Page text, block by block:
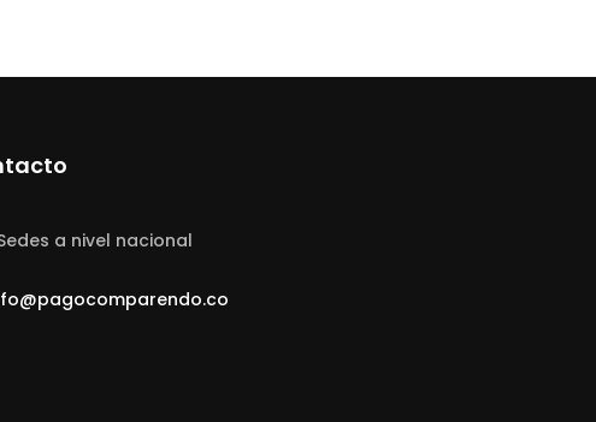
a nivel nacional